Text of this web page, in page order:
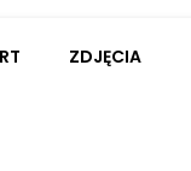
ZDJĘCIA